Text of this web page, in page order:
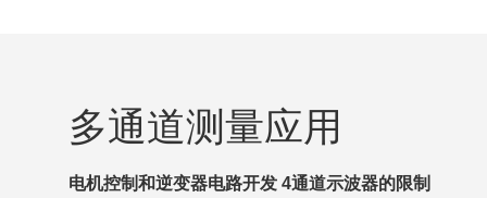
多通道测量应用
电机控制和逆变器电路开发 4通道示波器的限制